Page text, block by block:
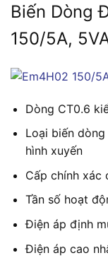
Biến Dòng
150/5A,
Dòng CT0.6
Loại biến
hình xuyến
Cấp chính xác
Tần số hoạt
Điện áp định
Điện áp cao